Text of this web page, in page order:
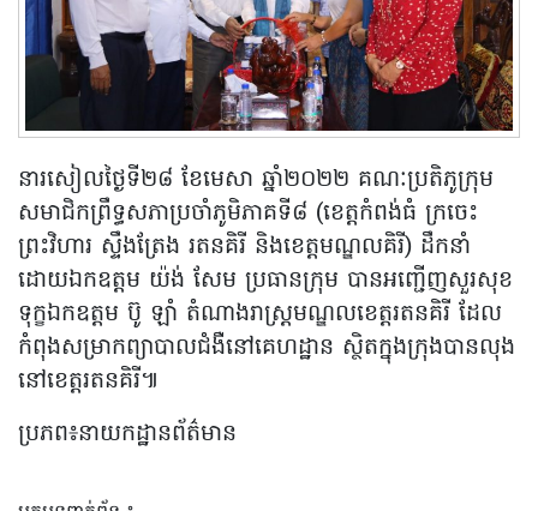
នារសៀលថ្ងៃទី២៨ ខែមេសា ឆ្នាំ២០២២ គណៈប្រតិភូក្រុម
សមាជិកព្រឹទ្ធសភាប្រចាំភូមិភាគទី៨ (ខេត្តកំពង់ធំ ក្រចេះ
ព្រះវិហារ ស្ទឹងត្រែង រតនគិរី និងខេត្តមណ្ឌលគិរី) ដឹកនាំ
ដោយឯកឧត្តម យ៉ង់ សែម ប្រធានក្រុម បានអញ្ជើញសួរសុខ
ទុក្ខឯកឧត្តម ប៊ូ ឡាំ តំណាងរាស្រ្តមណ្ឌលខេត្តរតនគិរី ដែល
កំពុងសម្រាកព្យាបាលជំងឺនៅគេហដ្ឋាន ស្ថិតក្នុងក្រុងបានលុង
នៅខេត្តរតនគិរី៕
ប្រភព៖នាយកដ្ឋានព័ត៌មាន